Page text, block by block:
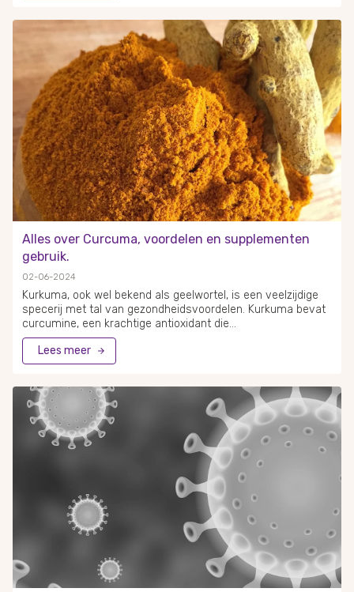
verbonden; tachtig procent van het immuunsysteem
bevindt zich in de darmen. Probiotische supplementen en
gefermenteerde voedingsmiddelen kunnen hierbij een grote
bijdrage leveren. Het consumeren van probiotische voeding
houdt de darmflora in balans en ondersteunt een sterke
immuunrespons.
Alles over Curcuma, voordelen en supplementen
gebruik.
02-06-2024
Kurkuma, ook wel bekend als geelwortel, is een veelzijdige
specerij met tal van gezondheidsvoordelen. Kurkuma bevat
curcumine, een krachtige antioxidant die
ontstekingsremmend werkt en bescherming biedt tegen
verschillende aandoeningen. Dit maakt kurkuma tot een
waardevolle toevoeging aan zowel gerechten als het
helpt bij het verbeteren van de hersenfunctie en het
verlichten van artritispijn. Voor mensen die lijden aan
depressie of hartproblemen kan kurkuma een belangrijke rol
spelen in hun behandelingsregime. Het kruid kan ook
bijdragen aan een betere spijsvertering en huidgezondheid.
Lees meer